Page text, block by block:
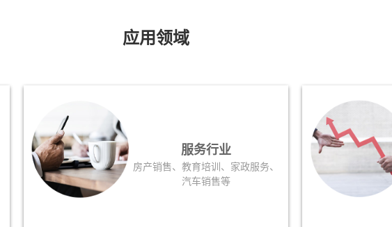
应用领域
服务行业
房产销售、教育培训、家政服务、
汽车销售等